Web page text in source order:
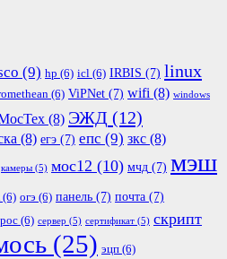
(9) hp (6) icl (6) IRBIS (7) linux
(6) ViPNet (7) wifi (8) windows
(8) ЭЖД (12)
(8) егэ (7) епс (9) зкс (8)
камеры (5) мос12 (10) мчд (7) мэш
(6) огэ (6) панель (7) почта (7)
(6) сервер (5) сертификат (5) скрипт
(25) эцп (6)